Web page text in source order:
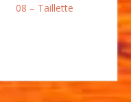
08 – Taillette